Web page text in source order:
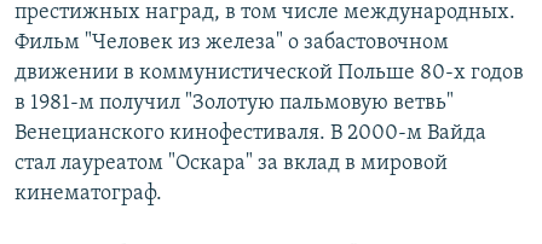
престижных наград, в том числе международных.
Фильм "Человек из железа" о забастовочном
движении в коммунистической Польше 80-х годов
в 1981-м получил "Золотую пальмовую ветвь"
Венецианского кинофестиваля. В 2000-м Вайда
стал лауреатом "Оскара" за вклад в мировой
кинематограф.